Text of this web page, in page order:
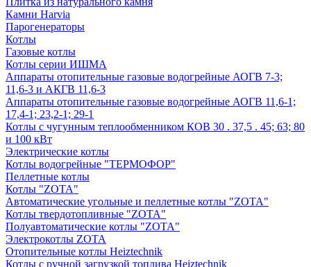
Камни Harvia
Парогенераторы
Котлы
Газовые котлы
Котлы серии ИШМА
Аппараты отопительные газовые водогрейные АОГВ 7-3;
11,6-3 и АКГВ 11,6-3
Аппараты отопительные газовые водогрейные АОГВ 11,6-1;
17,4-1; 23,2-1; 29-1
Котлы с чугунным теплообменником КОВ 30 . 37,5 . 45; 63; 80
и 100 кВт
Электрические котлы
Котлы водогрейные "ТЕРМОФОР"
Пеллетные котлы
Котлы "ZOTA"
Автоматические угольные и пеллетные котлы "ZOTA"
Котлы твердотопливные "ZOTA"
Полуавтоматические котлы "ZOTA"
Электрокотлы ZOTA
Отопительные котлы Heiztechnik
Котлы с ручной загрузкой топлива Heiztechnik